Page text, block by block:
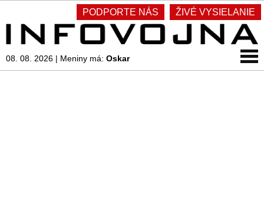
PODPORTE NÁS ŽIVÉ VYSIELANIE
08. 08. 2026 | Meniny má: Oskar